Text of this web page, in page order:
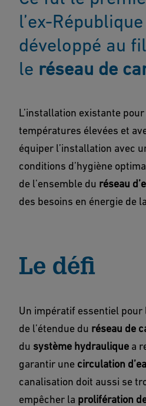
l’ex-
développé au
le réseau de
L’installation existante pour
températures élevées et
équiper l’installation avec
conditions d’hygiène
de l’ensemble du réseau
des besoins en énergie de
Le défi
Un impératif essentiel pour
de l’étendue du réseau de
du système hydraulique a
garantir une circulation
canalisation doit aussi se
empêcher la prolifération